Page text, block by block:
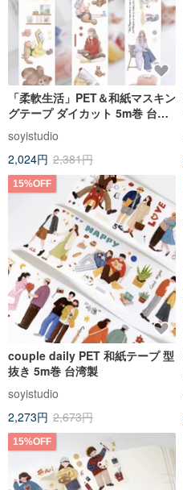
「柔軟生活」PET＆和紙マスキン
グテープ ダイカット 5m巻 台湾
soyistudio
2,024円 2,381円
15%OFF
couple daily PET 和紙テープ 型
抜き 5m巻 台湾製
soyistudio
2,273円 2,673円
15%OFF